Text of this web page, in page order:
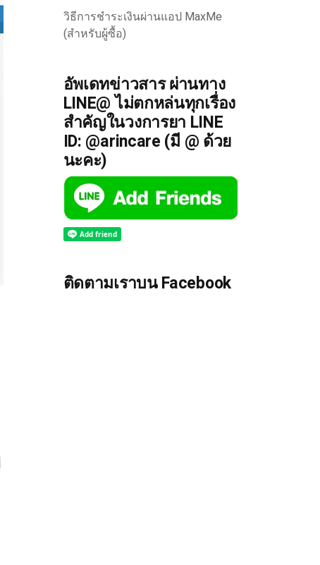
วิธีการชำระเงินผ่านแอป MaxMe
(สำหรับผู้ซื้อ)
อัพเดทข่าวสาร ผ่านทาง
LINE@ ไม่ตกหล่นทุกเรื่อง
สำคัญในวงการยา LINE
ID: @arincare (มี @ ด้วย
นะคะ)
ติดตามเราบน Facebook